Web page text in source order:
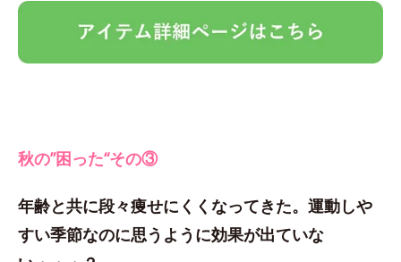
秋の”困った“その③
年齢と共に段々痩せにくくなってきた。運動しや
すい季節なのに思うように効果が出ていな